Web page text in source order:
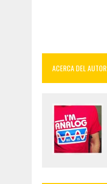
ACERCA DEL AUTOR